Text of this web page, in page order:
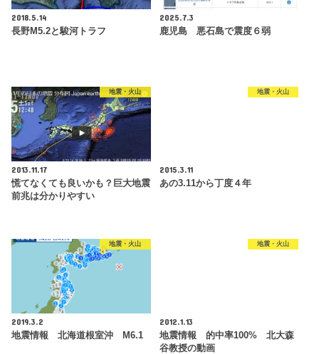
2018.5.14
長野M5.2と駿河トラフ
2025.7.3
鹿児島 悪石島で震度６弱
地震・火山
2013.11.17
慌てなくても良いかも？巨大地震
前兆は分かりやすい
地震・火山
2015.3.11
あの3.11から丁度４年
地震・火山
2019.3.2
地震情報 北海道根室沖 M6.1
地震・火山
2012.1.13
地震情報 的中率100% 北大森
谷教授の動画